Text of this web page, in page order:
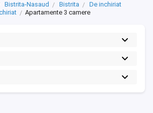
Bistrita-Nasaud Bistrita
De inchiriat
Apartamente 3 camere